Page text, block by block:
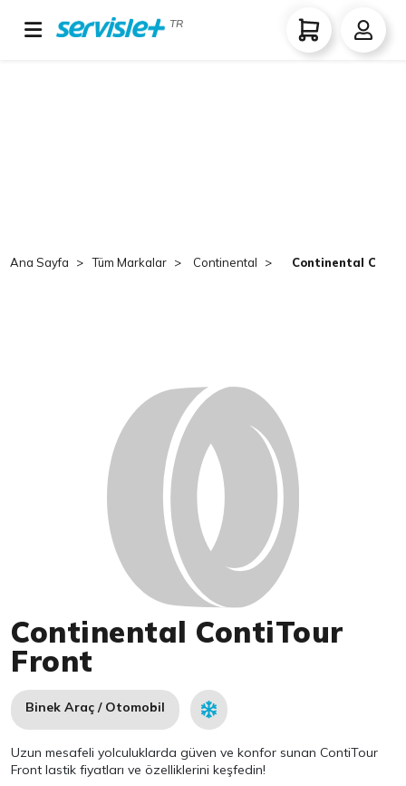
TR
Ana Sayfa Tüm Markalar Continental Continental
Continental ContiTour
Front
Binek Araç / Otomobil
Uzun mesafeli yolculuklarda güven ve konfor sunan ContiTour
Front lastik fiyatları ve özelliklerini keşfedin!